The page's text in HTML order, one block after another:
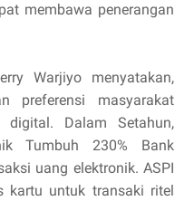
membawa penerangan
Warjiyo menyatakan,
preferensi masyarakat
digital. Dalam Setahun,
Tumbuh 230% Bank
uang elektronik. ASPI
kartu untuk transaki ritel